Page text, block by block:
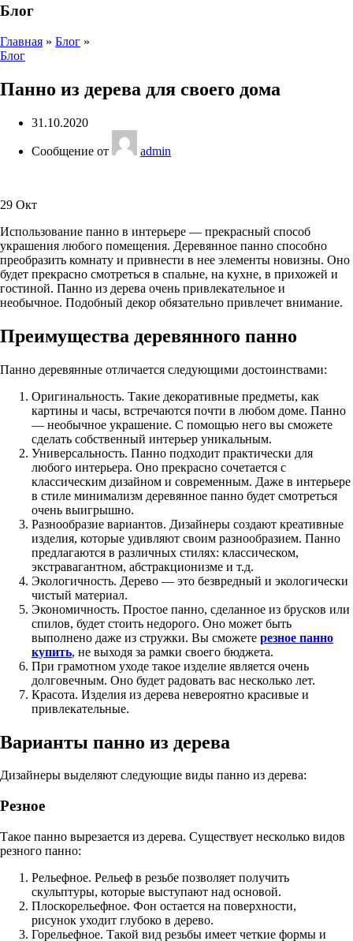
Блог
Главная » Блог »
Блог
Панно из дерева для своего дома
31.10.2020
Сообщение от admin
29 Окт
Использование панно в интерьере — прекрасный способ
украшения любого помещения. Деревянное панно способно
преобразить комнату и привнести в нее элементы новизны. Оно
будет прекрасно смотреться в спальне, на кухне, в прихожей и
гостиной. Панно из дерева очень привлекательное и
необычное. Подобный декор обязательно привлечет внимание.
Преимущества деревянного панно
Панно деревянные отличается следующими достоинствами:
Оригинальность. Такие декоративные предметы, как
картины и часы, встречаются почти в любом доме. Панно
— необычное украшение. С помощью него вы сможете
сделать собственный интерьер уникальным.
Универсальность. Панно подходит практически для
любого интерьера. Оно прекрасно сочетается с
классическим дизайном и современным. Даже в интерьере
в стиле минимализм деревянное панно будет смотреться
очень выигрышно.
Разнообразие вариантов. Дизайнеры создают креативные
изделия, которые удивляют своим разнообразием. Панно
предлагаются в различных стилях: классическом,
экстравагантном, абстракционизме и т.д.
Экологичность. Дерево — это безвредный и экологически
чистый материал.
Экономичность. Простое панно, сделанное из брусков или
спилов, будет стоить недорого. Оно может быть
выполнено даже из стружки. Вы сможете резное панно
купить, не выходя за рамки своего бюджета.
При грамотном уходе такое изделие является очень
долговечным. Оно будет радовать вас несколько лет.
Красота. Изделия из дерева невероятно красивые и
привлекательные.
Варианты панно из дерева
Дизайнеры выделяют следующие виды панно из дерева:
Резное
Такое панно вырезается из дерева. Существует несколько видов
резного панно:
Рельефное. Рельеф в резьбе позволяет получить
скульптуры, которые выступают над основой.
Плоскорельефное. Фон остается на поверхности,
рисунок уходит глубоко в дерево.
Горельефное. Такой вид резьбы имеет четкие формы и